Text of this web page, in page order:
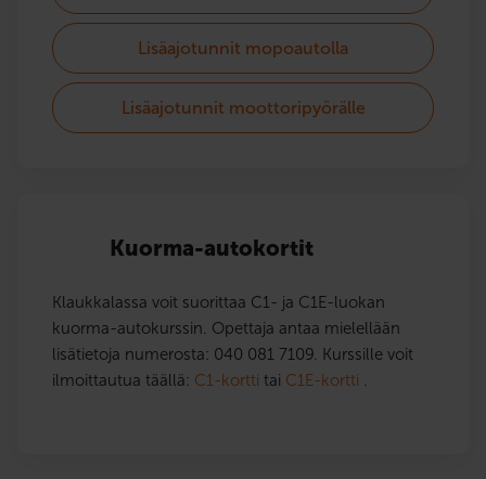
Lisäajotunnit mopoautolla
Lisäajotunnit moottoripyörälle
Kuorma-autokortit
Klaukkalassa voit suorittaa C1- ja C1E-luokan
kuorma-autokurssin. Opettaja antaa mielellään
lisätietoja numerosta: 040 081 7109. Kurssille voit
ilmoittautua täällä: C1-kortti tai C1E-kortti